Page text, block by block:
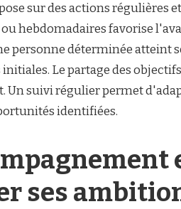
sur des actions régulières
hebdomadaires favorise
personne déterminée atteint
Le partage des
Un suivi régulier permet
identifiées.
ses